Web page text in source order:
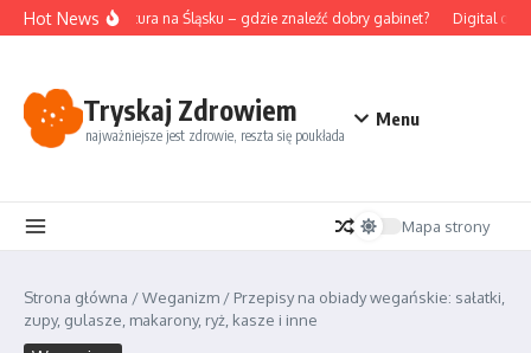
Przejdź do treści
Hot NewsAkupunktura na Śląsku – gdzie znaleźć dobry gabinet? Digital
Tryskaj Zdrowiem
najważniejsze jest zdrowie, reszta się poukłada
Menu
Mapa strony
Strona główna /Weganizm / Przepisy na obiady wegańskie: sałatki,
zupy, gulasze, makarony, ryż, kasze i inne